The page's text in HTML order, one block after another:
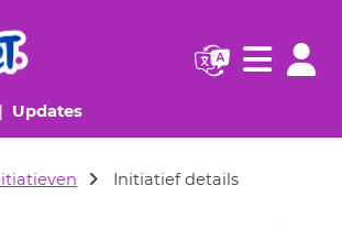
pagina)
Updates(huidige pagina)
Navigatie
Initiatief details